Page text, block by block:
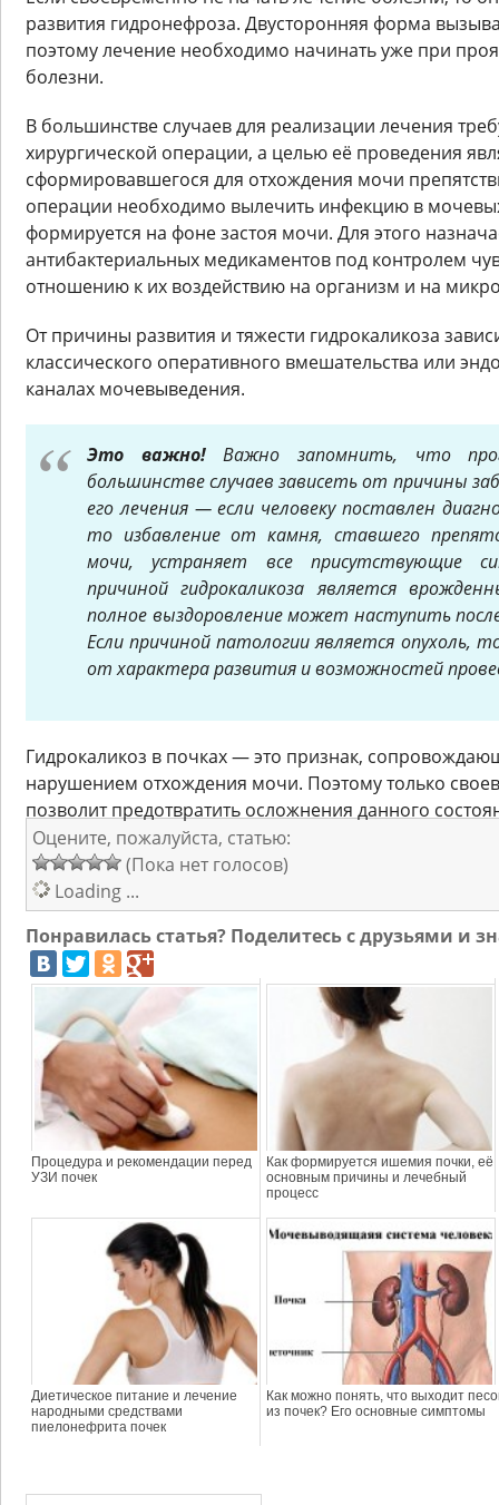
развития гидронефроза. Двусторонняя форма
поэтому лечение необходимо начинать уже при
болезни.
В большинстве случаев для реализации лечения
хирургической операции, а целью её проведения
сформировавшегося для отхождения мочи
операции необходимо вылечить инфекцию в
формируется на фоне застоя мочи. Для этого
антибактериальных медикаментов под контролем
отношению к их воздействию на организм и на
От причины развития и тяжести гидрокаликоза
классического оперативного вмешательства или
каналах мочевыведения.
Это важно!Важно запомнить, что
большинстве случаев зависеть от причины
его лечения — если человеку поставлен
то избавление от камня, ставшего
мочи, устраняет все присутствующие
причиной гидрокаликоза является
полное выздоровление может наступить
Если причиной патологии является опухоль,
от характера развития и возможностей
Гидрокаликоз в почках — это признак,
нарушением отхождения мочи. Поэтому только
позволит предотвратить осложнения данного
Оцените, пожалуйста, статью:
(Пока нет голосов)
Loading ...
Понравилась статья? Поделитесь с друзьями и
Процедура и рекомендации перед
УЗИ почек
Как формируется ишемия почки, её
основным причины и лечебный
процесс
Диетическое питание и лечение
народными средствами
пиелонефрита почек
Как можно понять, что выходит
из почек? Его основные симптомы